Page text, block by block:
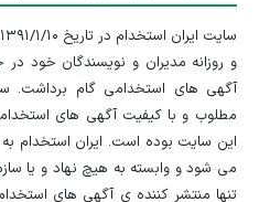
و روزانه مدیران و نویسندگان خود
آگهی های استخدامی گام برداشت.
مطلوب و با کیفیت آگهی های
این سایت بوده است. ایران
می شود و وابسته به هیچ نهاد و یا
تنها منتشر کننده ی آگهی های